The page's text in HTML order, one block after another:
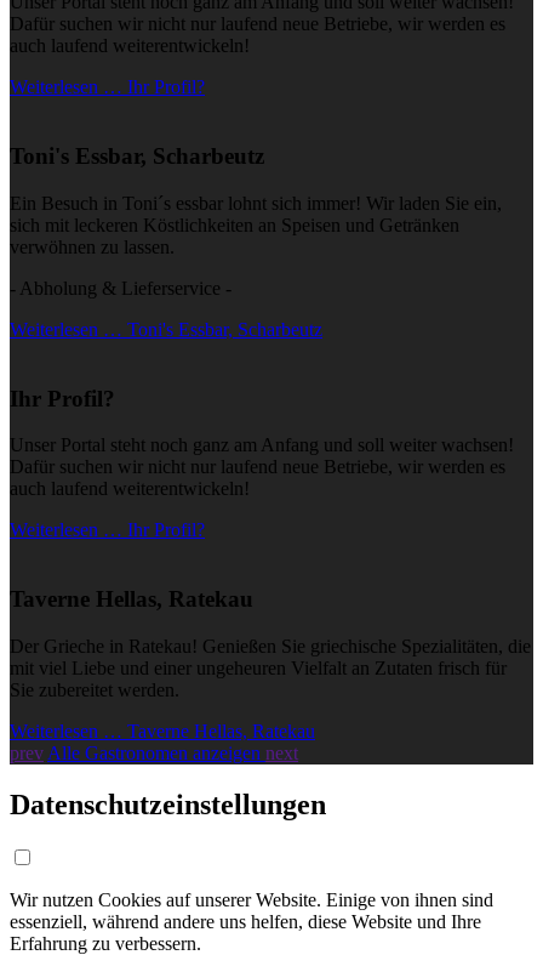
Dafür suchen wir nicht nur laufend neue Betriebe, wir werden es
auch laufend weiterentwickeln!
Weiterlesen … Ihr Profil?
Toni's Essbar, Scharbeutz
Ein Besuch in Toni´s essbar lohnt sich immer! Wir laden Sie ein,
sich mit leckeren Köstlichkeiten an Speisen und Getränken
verwöhnen zu lassen.
- Abholung & Lieferservice -
Weiterlesen … Toni's Essbar, Scharbeutz
Ihr Profil?
Unser Portal steht noch ganz am Anfang und soll weiter wachsen!
Dafür suchen wir nicht nur laufend neue Betriebe, wir werden es
auch laufend weiterentwickeln!
Weiterlesen … Ihr Profil?
Taverne Hellas, Ratekau
Der Grieche in Ratekau! Genießen Sie griechische Spezialitäten, die
mit viel Liebe und einer ungeheuren Vielfalt an Zutaten frisch für
Sie zubereitet werden.
Weiterlesen … Taverne Hellas, Ratekau
prev Alle Gastronomen anzeigen next
Datenschutzeinstellungen
Wir nutzen Cookies auf unserer Website. Einige von ihnen sind
essenziell, während andere uns helfen, diese Website und Ihre
Erfahrung zu verbessern.